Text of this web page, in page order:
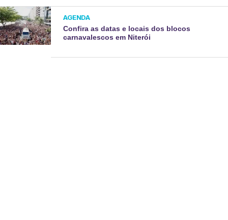
AGENDA
Confira as datas e locais dos blocos
carnavalescos em Niterói